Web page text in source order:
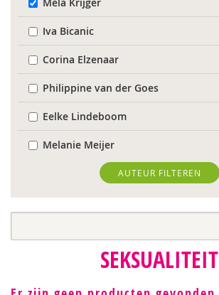
Iva Bicanic
Corina Elzenaar
Philippine van der Goes
Eelke Lindeboom
Melanie Meijer
Karin Middelburg
Carla van Wensen
AUTEUR FILTEREN
SEKSUALITEIT